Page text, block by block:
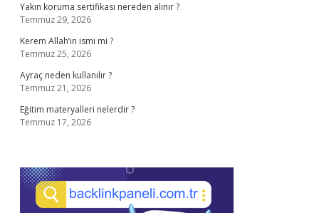
Yakın koruma sertifikası nereden alınır ?
Temmuz 29, 2026
Kerem Allah’ın ismi mi ?
Temmuz 25, 2026
Ayraç neden kullanılır ?
Temmuz 21, 2026
Eğitim materyalleri nelerdir ?
Temmuz 17, 2026